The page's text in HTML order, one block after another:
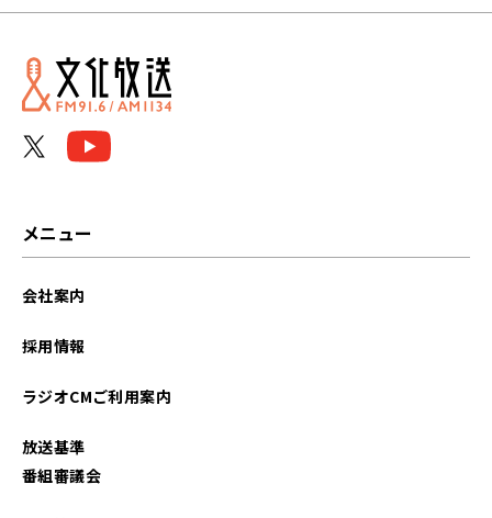
メニュー
会社案内
採用情報
ラジオCMご利用案内
放送基準
番組審議会